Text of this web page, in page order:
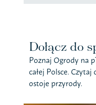
Dołącz do
Poznaj Ogrody na
całej Polsce.
ostoje przyrody.